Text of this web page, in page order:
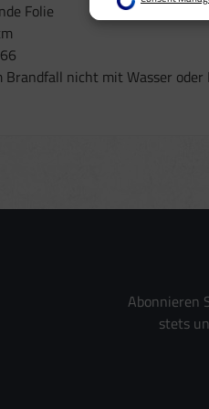
Folie
Brandfall nicht mit Wasser oder
Abonnieren
stets
Erstellung von
Analyse von